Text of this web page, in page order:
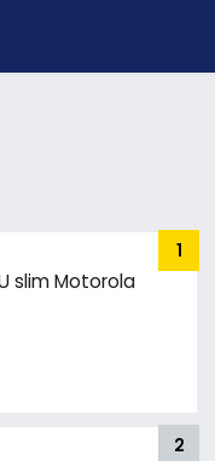
slim Motorola